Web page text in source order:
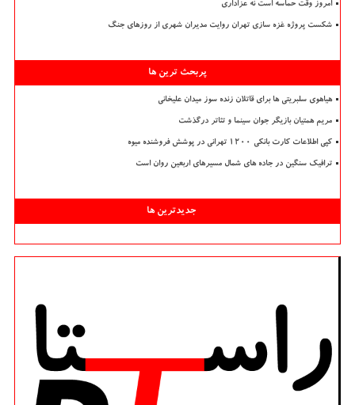
امروز وقت حماسه است نه عزاداری
شکست پروژه غزه سازی تهران روایت مدیران شهری از روزهای جنگ
پربحث ترین ها
هیاهوی سلبریتی ها برای قاتلان زنده سوز میدان علیخانی
مریم همتیان بازیگر جوان سینما و تئاتر درگذشت
کپی اطلاعات کارت بانکی ۱۲۰۰ تهرانی در پوشش فروشنده میوه
ترافیک سنگین در جاده های شمال مسیرهای اربعین روان است
جدیدترین ها